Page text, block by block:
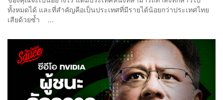
ทั้งหมดได้ และที่สำคัญคือเป็นประเทศที่มีรายได้น้อยกว่าประเทศไทย
เสียด้วยซ้ำ ...